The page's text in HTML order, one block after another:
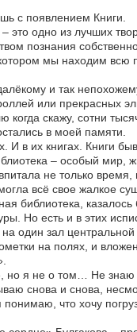
с появлением Книги.
это одно из лучших
познания
мы находим всю
и так
или прекрасных
когда скажу, сотни
в моей памяти.
И в их книгах. Книги
– особый
не только время,
всё свое жалкое
библиотека,
Но есть и в этих
один зал
на полях, и
я не о том… Не знаю
снова и снова,
что хочу